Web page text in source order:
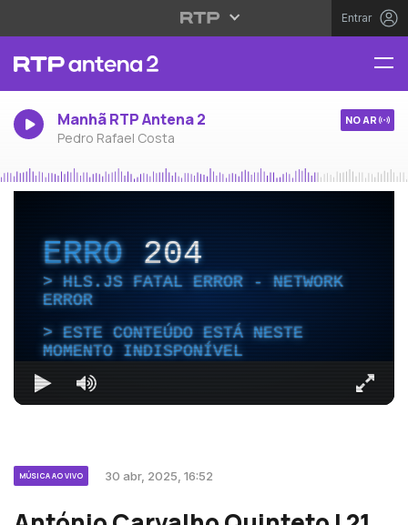
Entrar
Manhã RTP Antena 2
Pedro Rafael Costa
NO AR
ERRO204
HLS.JS FATAL ERROR - NETWORK
ERROR
ESTE CONTEÚDO ESTÁ NESTE
MOMENTO INDISPONÍVEL
MÚSICA AO VIVO 30 abr, 2025, 16:52